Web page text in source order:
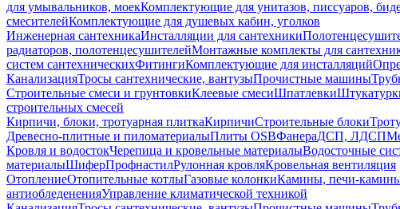
для умывальников, моекКомплектующие для унитазов, писсуаров,
смесителейКомплектующие для душевых кабин, уголков
Инженерная сантехникаИнсталляции для сантехники
радиаторов, полотенцесушителейМонтажные комплекты для
систем сантехническихФитингиКомплектующие для инсталляций
КанализацияТросы сантехнические, вантузыПрочистные машины
Строительные смеси и грунтовкиКлеевые смесиШпатлевки
строительных смесей
Кирпичи, блоки, тротуарная плиткаКирпичиСтроительные блоки
Древесно-плитные и пиломатериалыПлиты OSBФанераДСП, ЛДСП
Кровля и водостокЧерепица и кровельные материалыВодосточные
материалыШиферПрофнастилРулонная кровляКровельная вентиляция
ОтоплениеОтопительные котлыГазовые колонкиКамины, печи-
антиобледененияУправление климатической техникой